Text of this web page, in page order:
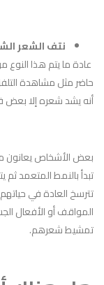
نتف الشعر
عادة ما يتم هذا
حاضر مثل مشاهدة
أنه يشد شعره إلا بعض
بعض الأشخاص يعانون
تبدأ بالنمط المتعمد ثم
تترسخ العادة في
المواقف أو الأفعال
تمشيط شعرهم.